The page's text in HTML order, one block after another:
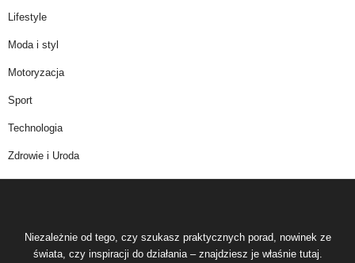
Lifestyle
Moda i styl
Motoryzacja
Sport
Technologia
Zdrowie i Uroda
Niezależnie od tego, czy szukasz praktycznych porad, nowinek ze
świata, czy inspiracji do działania – znajdziesz je właśnie tutaj.